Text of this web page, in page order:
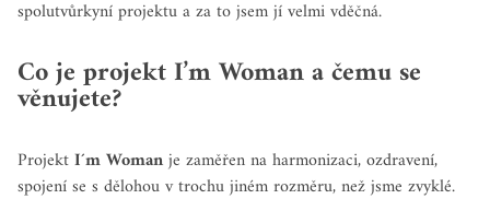
spolutvůrkyní projektu a za to jsem jí velmi vděčná.
Co je projekt I’m Woman a čemu se
věnujete?
ProjektI´m Womanje zaměřen na harmonizaci, ozdravení,
spojení se s dělohou v trochu jiném rozměru, než jsme zvyklé.